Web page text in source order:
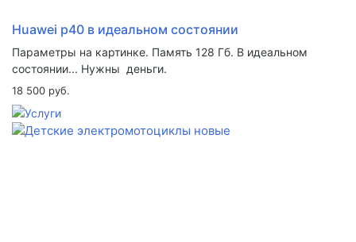
Huawei p40 в идеальном состоянии
Параметры на картинке. Память 128 Гб. В идеальном
состоянии... Нужны деньги.
18 500 руб.